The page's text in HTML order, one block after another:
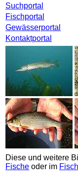
Suchportal
Fischportal
Gewässerportal
Kontaktportal
Diese und weitere
Fische oder im